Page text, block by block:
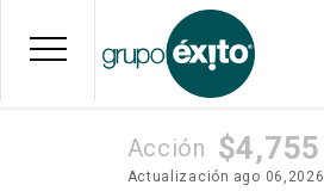
contenido
Acción $4,755
Actualización ago 06,2026